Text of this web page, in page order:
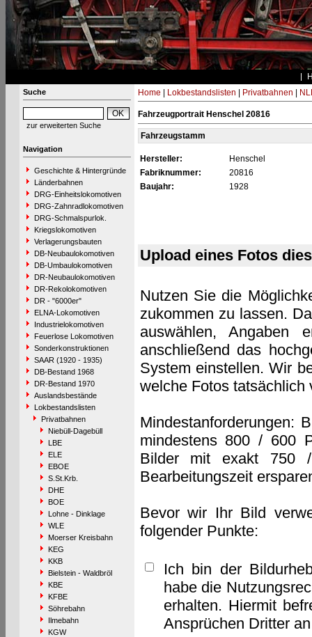
Suche
zur erweiterten Suche
Navigation
Geschichte & Hintergründe
Länderbahnen
DRG-Einheitslokomotiven
DRG-Zahnradlokomotiven
DRG-Schmalspurlok.
Kriegslokomotiven
Verlagerungsbauten
DB-Neubaulokomotiven
DB-Umbaulokomotiven
DR-Neubaulokomotiven
DR-Rekolokomotiven
DR - "6000er"
ELNA-Lokomotiven
Industrielokomotiven
Feuerlose Lokomotiven
Sonderkonstruktionen
SAAR (1920 - 1935)
DB-Bestand 1968
DR-Bestand 1970
Auslandsbestände
Lokbestandslisten
Privatbahnen
Niebüll-Dagebüll
LBE
ELE
EBOE
S.St.Krb.
DHE
BOE
Lohne - Dinklage
WLE
Moerser Kreisbahn
KEG
KKB
Bielstein - Waldbröl
KBE
KFBE
Söhrebahn
Ilmebahn
KGW
Home Lokbestandslisten Privatbahnen
Fahrzeugportrait Henschel 20816
Fahrzeugstamm
Hersteller:
Henschel
Fabriknummer:
20816
Baujahr:
1928
Upload eines Fotos
Nutzen Sie die
zukommen zu lassen.
auswählen, Angaben
anschließend das
System einstellen. Wir
welche Fotos tatsächlich
Mindestanforderungen:
mindestens 800 / 600
Bilder mit exakt 750
Bearbeitungszeit
Bevor wir Ihr Bild
folgender Punkte:
Ich bin der
habe die
erhalten. Hiermit
Ansprüchen Dritter